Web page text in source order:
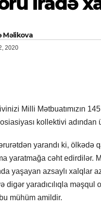
Məlikova
2020
Milli Mətbuatımızın
kollektivi
yarandı ki, ölkədə
yaratmağa cəht edirdilər.
yaşayan azsaylı xalqlar
digər yaradıcılıqla məşqul
mühüm amildir.